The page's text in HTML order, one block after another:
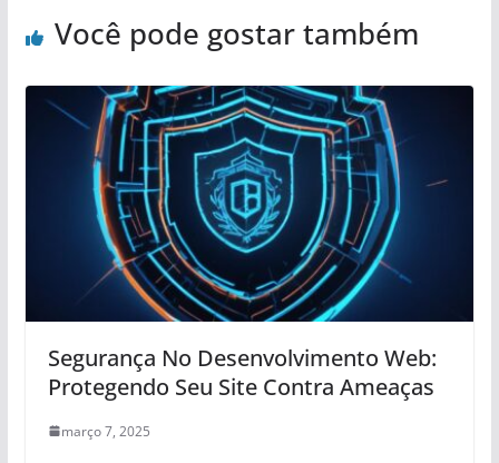
Você pode gostar também
Segurança No Desenvolvimento Web:
Protegendo Seu Site Contra Ameaças
março 7, 2025